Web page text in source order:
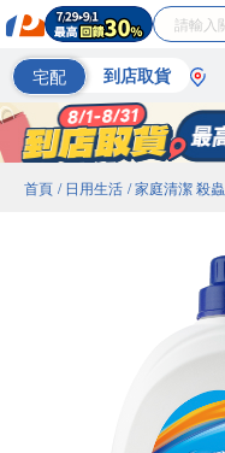
宅配 到店取貨
首頁 / 日用生活 / 家庭清潔 殺蟲